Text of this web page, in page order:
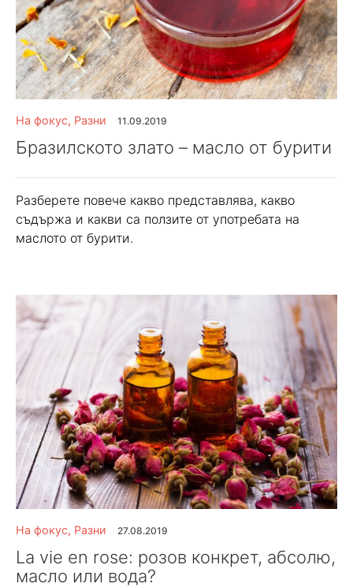
На фокус, Разни 11.09.2019
Бразилското злато – масло от бурити
Разберете повече какво представлява, какво
съдържа и какви са ползите от употребата на
маслото от бурити.
На фокус, Разни 27.08.2019
La vie en rose: розов конкрет, абсолю,
масло или вода?